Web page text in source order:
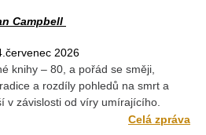
Campbell
2026
knihy – 80, a pořád se směji,
a rozdíly pohledů na smrt a
v závislosti od víry umírajícího.
Celá zpráva